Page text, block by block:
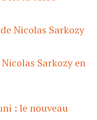
Nicolas Sarkozy
Sarkozy en
: le nouveau